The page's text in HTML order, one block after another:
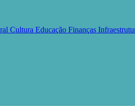
Cultura Educação Finanças